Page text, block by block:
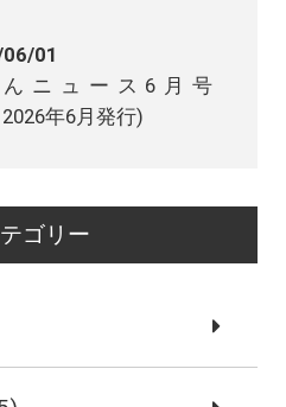
01
んニュース6月号
2026年6月発行)
ゴリー